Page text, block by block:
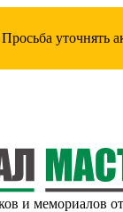
уточнять
и мемориалов